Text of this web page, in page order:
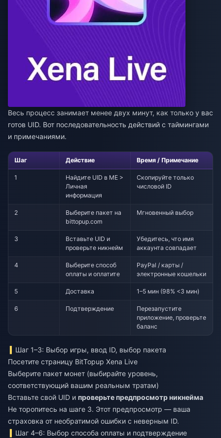
Весь процесс занимает менее двух минут, как только у вас
готов UID. Вот последовательность действий с таймингами
и примечаниями.
Шаг Действие Время / Примечание
1
Найдите UID в ME >
Личная
информация
Скопируйте только
числовой ID
2
Выберите пакет на
bittopup.com
Мгновенный выбор
3
Вставьте UID и
проверьте никнейм
Убедитесь, что имя
аккаунта совпадает
4
Выберите способ
оплаты и оплатите
PayPal / карты /
электронные кошельки
5 Доставка 1–5 мин (98% <3 мин)
6 Подтверждение
Перезапустите
приложение, проверьте
баланс
Шаг 1–3: Выбор игры, ввод ID, выбор пакета
Посетите страницу BitTopup Xena Live
Выберите пакет монет (выбирайте уровень,
соответствующий вашим реальным тратам)
Вставьте свой UID и проверьте предпросмотр никнейма
Не торопитесь на шаге 3. Этот предпросмотр — ваша
страховка от необратимой ошибки с неверным ID.
Шаг 4–6: Выбор способа оплаты и подтверждение